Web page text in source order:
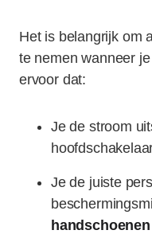
Het is belangrijk om
te nemen wanneer
ervoor dat:
Je de stroom
Je de juiste
handschoenen